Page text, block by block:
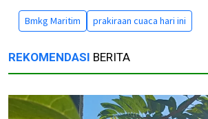
Bmkg Maritim prakiraan cuaca hari ini
REKOMENDASI BERITA